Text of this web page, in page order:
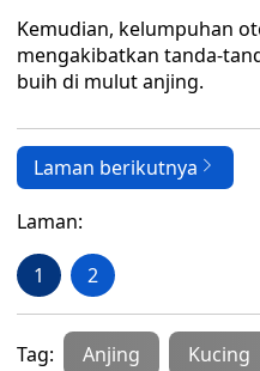
Kemudian, kelumpuhan
mengakibatkan tanda-
buih di mulut anjing.
Laman berikutnya
Laman:
1 2
Tag: Anjing Kucing